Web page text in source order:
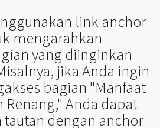
link anchor
mengarahkan
yang diinginkan
jika Anda ingin
bagian "Manfaat
Anda dapat
dengan anchor